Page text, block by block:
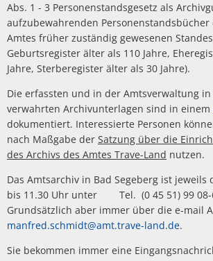
Abs. 1 - 3 Personenstandsgesetz als
aufzubewahrenden Personenstandsbücher
Amtes früher zuständig gewesenen
Geburtsregister älter als 110 Jahre,
Jahre, Sterberegister älter als 30 Jahre).
Die erfassten und in der Amtsverwaltung in
verwahrten Archivunterlagen sind in einem
dokumentiert. Interessierte Personen
nach Maßgabe der Satzung über die
des Archivs des Amtes Trave-Land nutzen.
Das Amtsarchiv in Bad Segeberg ist jeweils
bis 11.30 Uhr unter Tel. (0 45 51) 99 08-
Grundsätzlich aber immer über die e-mail
manfred.schmidt@amt.trave-land.de.
Sie bekommen immer eine